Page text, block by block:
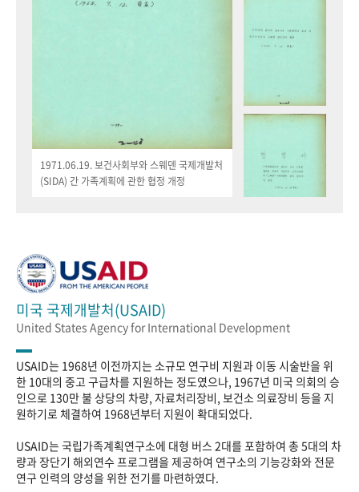
1971.06.19. 보건사회부와 스웨덴 국제개발처
(SIDA) 간 가족계획에 관한 협정 개정
미국 국제개발처(USAID)
United States Agency for International Development
USAID는 1968년 이전까지는 소규모 연구비 지원과 이동 시술반을 위
한 10대의 중고 구급차를 지원하는 정도였으나, 1967년 미국 의회의 승
인으로 130만 불 상당의 차량, 자료처리장비, 보건소 의료장비 등을 지
원하기로 체결하여 1968년부터 지원이 확대되었다.
USAID는 국립가족계획연구소에 대형 버스 2대를 포함하여 총 5대의 차
량과 장단기 해외연수 프로그램을 제공하여 연구소의 기능강화와 전문
연구 인력의 양성을 위한 전기를 마련하였다.